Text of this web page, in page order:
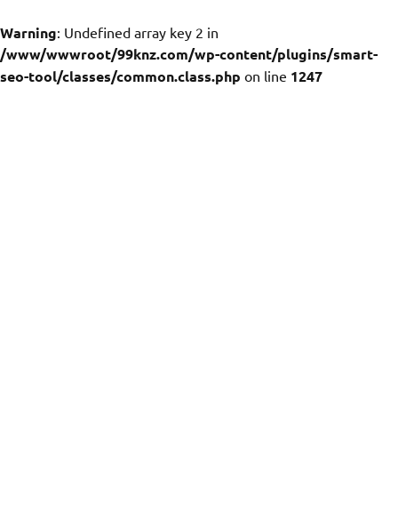
Warning: Undefined array key 2 in
/www/wwwroot/99knz.com/wp-content/plugins/smart-
seo-tool/classes/common.class.php on line 1247